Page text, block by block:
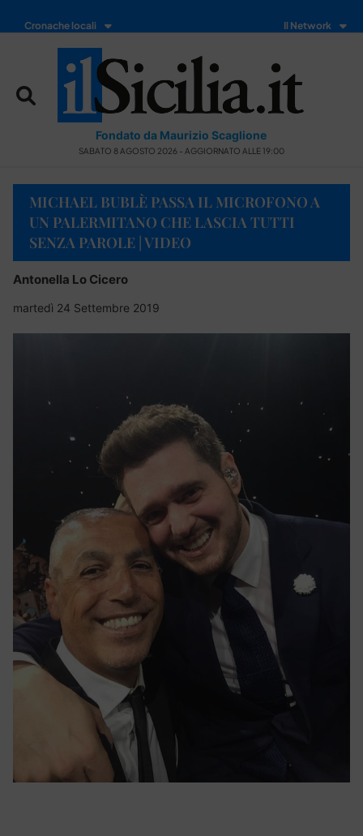
Cronache locali Il Network
Fondato da Maurizio Scaglione
SABATO 8 AGOSTO 2026 - AGGIORNATO ALLE 19:00
MICHAEL BUBLÈ PASSA IL MICROFONO A
UN PALERMITANO CHE LASCIA TUTTI
SENZA PAROLE | VIDEO
Antonella Lo Cicero
martedì 24 Settembre 2019